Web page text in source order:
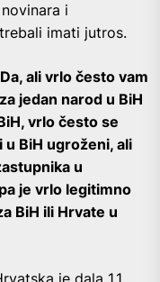
i
imati jutros.
ali vrlo često vam
jedan narod u BiH
vrlo često se
BiH ugroženi, ali
u
je vrlo legitimno
BiH ili Hrvate u